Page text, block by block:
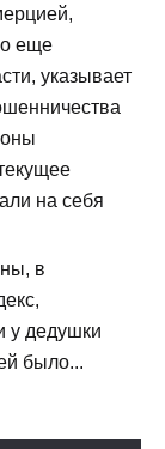
еще
указывает
на себя
в
у дедушки
было...